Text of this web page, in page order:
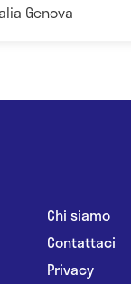
Genova
Chi siamo
Contattaci
Privacy